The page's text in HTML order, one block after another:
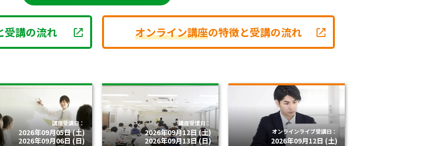
受講の流れ オンライン講座の特徴と受講の流れ
講座受講日：
2026年09月05日 (土)
2026年09月06日 (日)
講座受講日：
2026年09月12日 (土)
2026年09月13日 (日)
オンラインライブ受講日：
2026年09月12日 (土)